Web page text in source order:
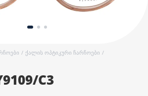
/ ქალის ოპტიკური ჩარჩოები /
C3